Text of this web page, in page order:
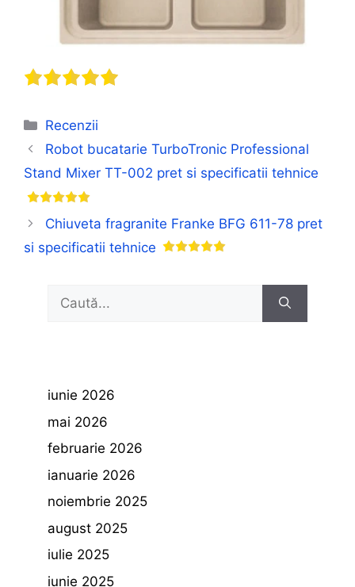
Categorii
Recenzii
Robot bucatarie TurboTronic Professional
Stand Mixer TT-002 pret si specificatii tehnice
Chiuveta fragranite Franke BFG 611-78 pret
si specificatii tehnice
Caută
iunie 2026
mai 2026
februarie 2026
ianuarie 2026
noiembrie 2025
august 2025
iulie 2025
iunie 2025